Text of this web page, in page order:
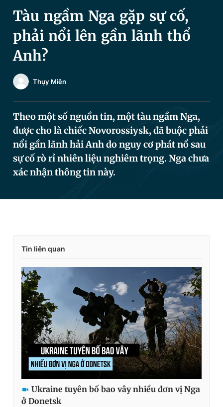
Video Magazine
Sản phẩm khác
Đọc Thanh Niên trên điện thoại
0906 645 777 0908 780 404
Đặt báo Quảng cáo RSS Tòa soạn Chính sách bảo
Tổng biên tập: Nguyễn Ngọc Toàn
Phó tổng biên tập thường trực: Hải Thành
Phó tổng biên tập: Lâm Hiếu Dũng
Phó tổng biên tập: Trần Việt Hưng
Tổng thư ký tòa soạn: Đức Trung
Giấy phép xuất bản số 110/GP - BTTTT cấp ngày 24.3.2020
© 2003-2026 Bản quyền thuộc về Báo Thanh Niên. Cấm sao
chép dưới mọi hình thức nếu không có sự chấp thuận bằng văn
bản. Phát triển bởi ePi Technologies, JSC.
Tàu ngầm Nga gặp sự cố,
phải nổi lên gần lãnh thổ
Anh?
Thụy Miên
Theo một số nguồn tin, một tàu ngầm Nga,
được cho là chiếc Novorossiysk, đã buộc phải
nổi gần lãnh hải Anh do nguy cơ phát nổ sau
sự cố rò rỉ nhiên liệu nghiêm trọng. Nga chưa
xác nhận thông tin này.
Tin liên quan
Ukraine tuyên bố bao vây nhiều đơn vị Nga
ở Donetsk